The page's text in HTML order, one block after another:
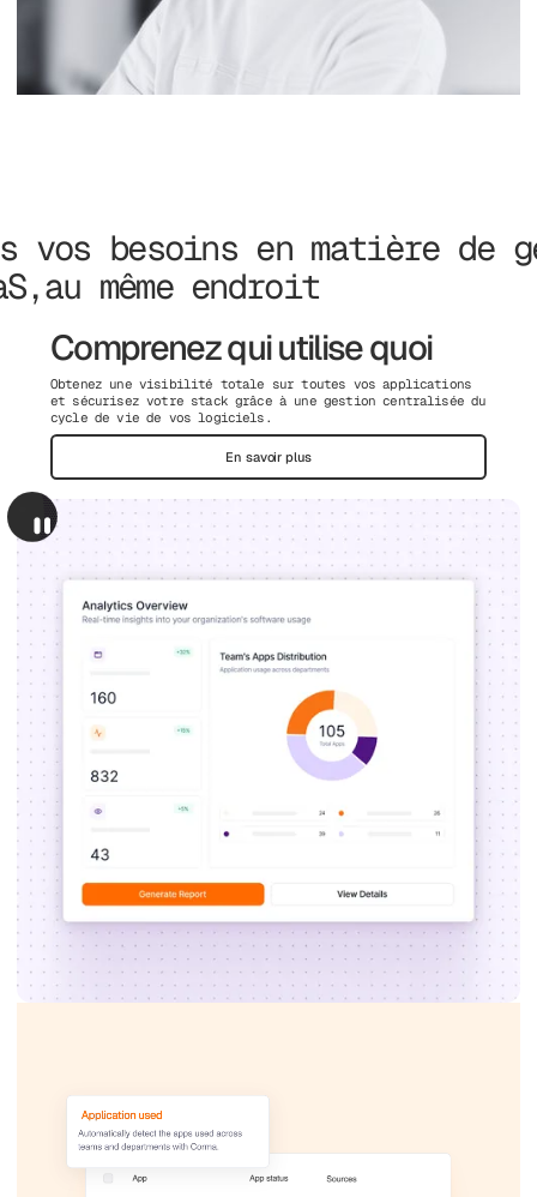
vos besoins en matière de
même endroit
Comprenez qui utilise quoi
Obtenez une visibilité totale sur toutes vos applications
et sécurisez votre stack grâce à une gestion centralisée du
cycle de vie de vos logiciels.
En savoir plus